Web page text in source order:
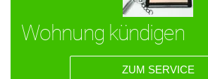
Wohnung kündigen
ZUM SERVICE